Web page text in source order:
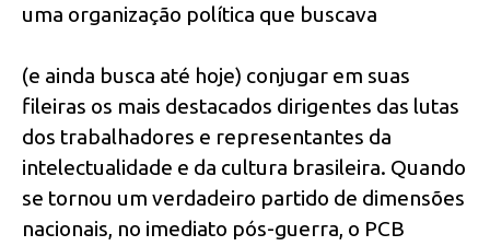
uma organização política que buscava
(e ainda busca até hoje) conjugar em suas
fileiras os mais destacados dirigentes das lutas
dos trabalhadores e representantes da
intelectualidade e da cultura brasileira. Quando
se tornou um verdadeiro partido de dimensões
nacionais, no imediato pós-guerra, o PCB